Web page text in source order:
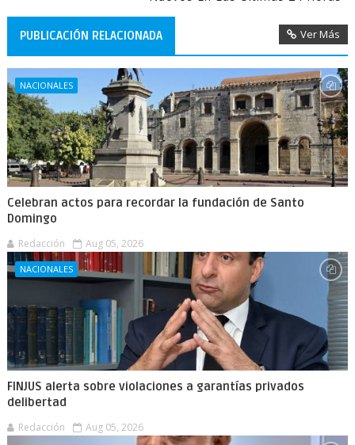
PUBLICACIÓN RELACIONADA Ver Más
NACIONALES
Celebran actos para recordar la fundación de Santo
Domingo
Redacción Aug 05, 2026
NACIONALES
FINJUS alerta sobre violaciones a garantías privados
delibertad
Redacción Aug 05, 2026